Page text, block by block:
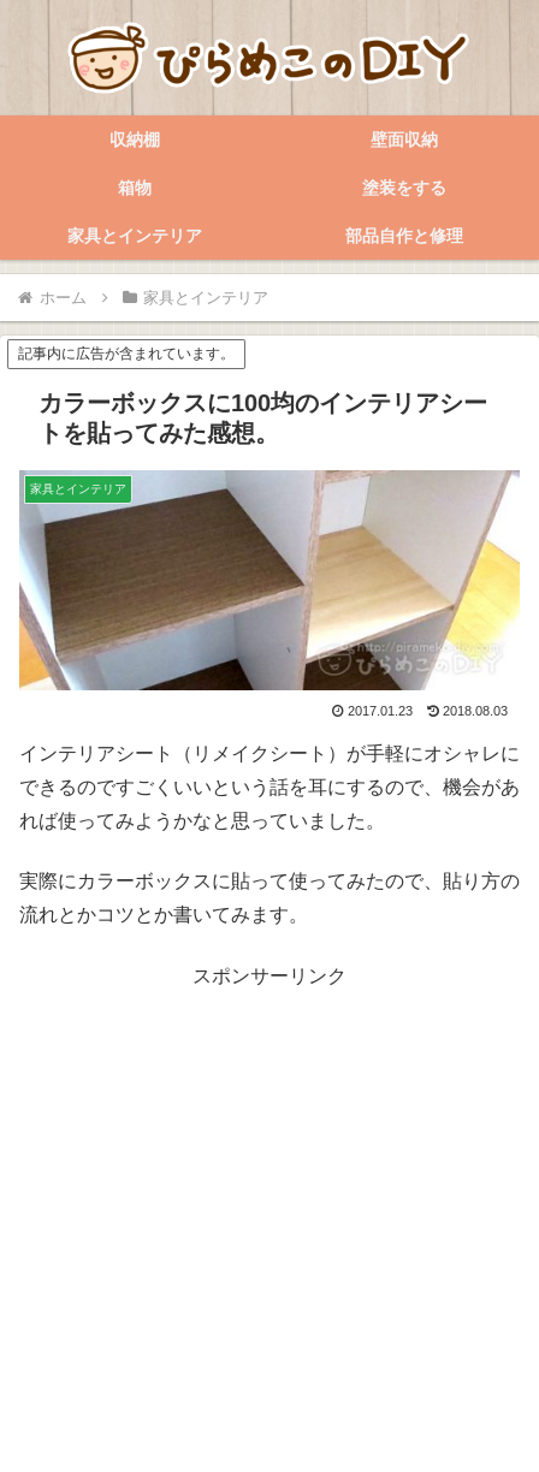
収納棚 壁面収納
箱物 塗装をする
家具とインテリア 部品自作と修理
ホーム 家具とインテリア
記事内に広告が含まれています。
カラーボックスに100均のインテリアシー
トを貼ってみた感想。
家具とインテリア
2017.01.23 2018.08.03
インテリアシート（リメイクシート）が手軽にオシャレに
できるのですごくいいという話を耳にするので、機会があ
れば使ってみようかなと思っていました。
実際にカラーボックスに貼って使ってみたので、貼り方の
流れとかコツとか書いてみます。
スポンサーリンク